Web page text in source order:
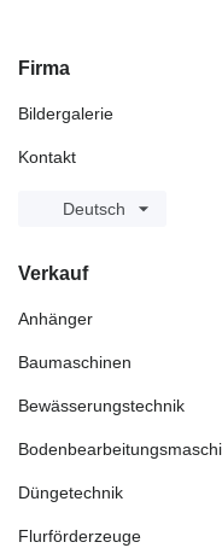
Firma
Bildergalerie
Kontakt
Deutsch
Verkauf
Anhänger
Baumaschinen
Bewässerungstechnik
Düngetechnik
Flurförderzeuge